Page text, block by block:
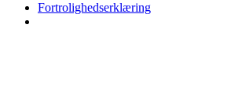
Fortrolighedserklæring